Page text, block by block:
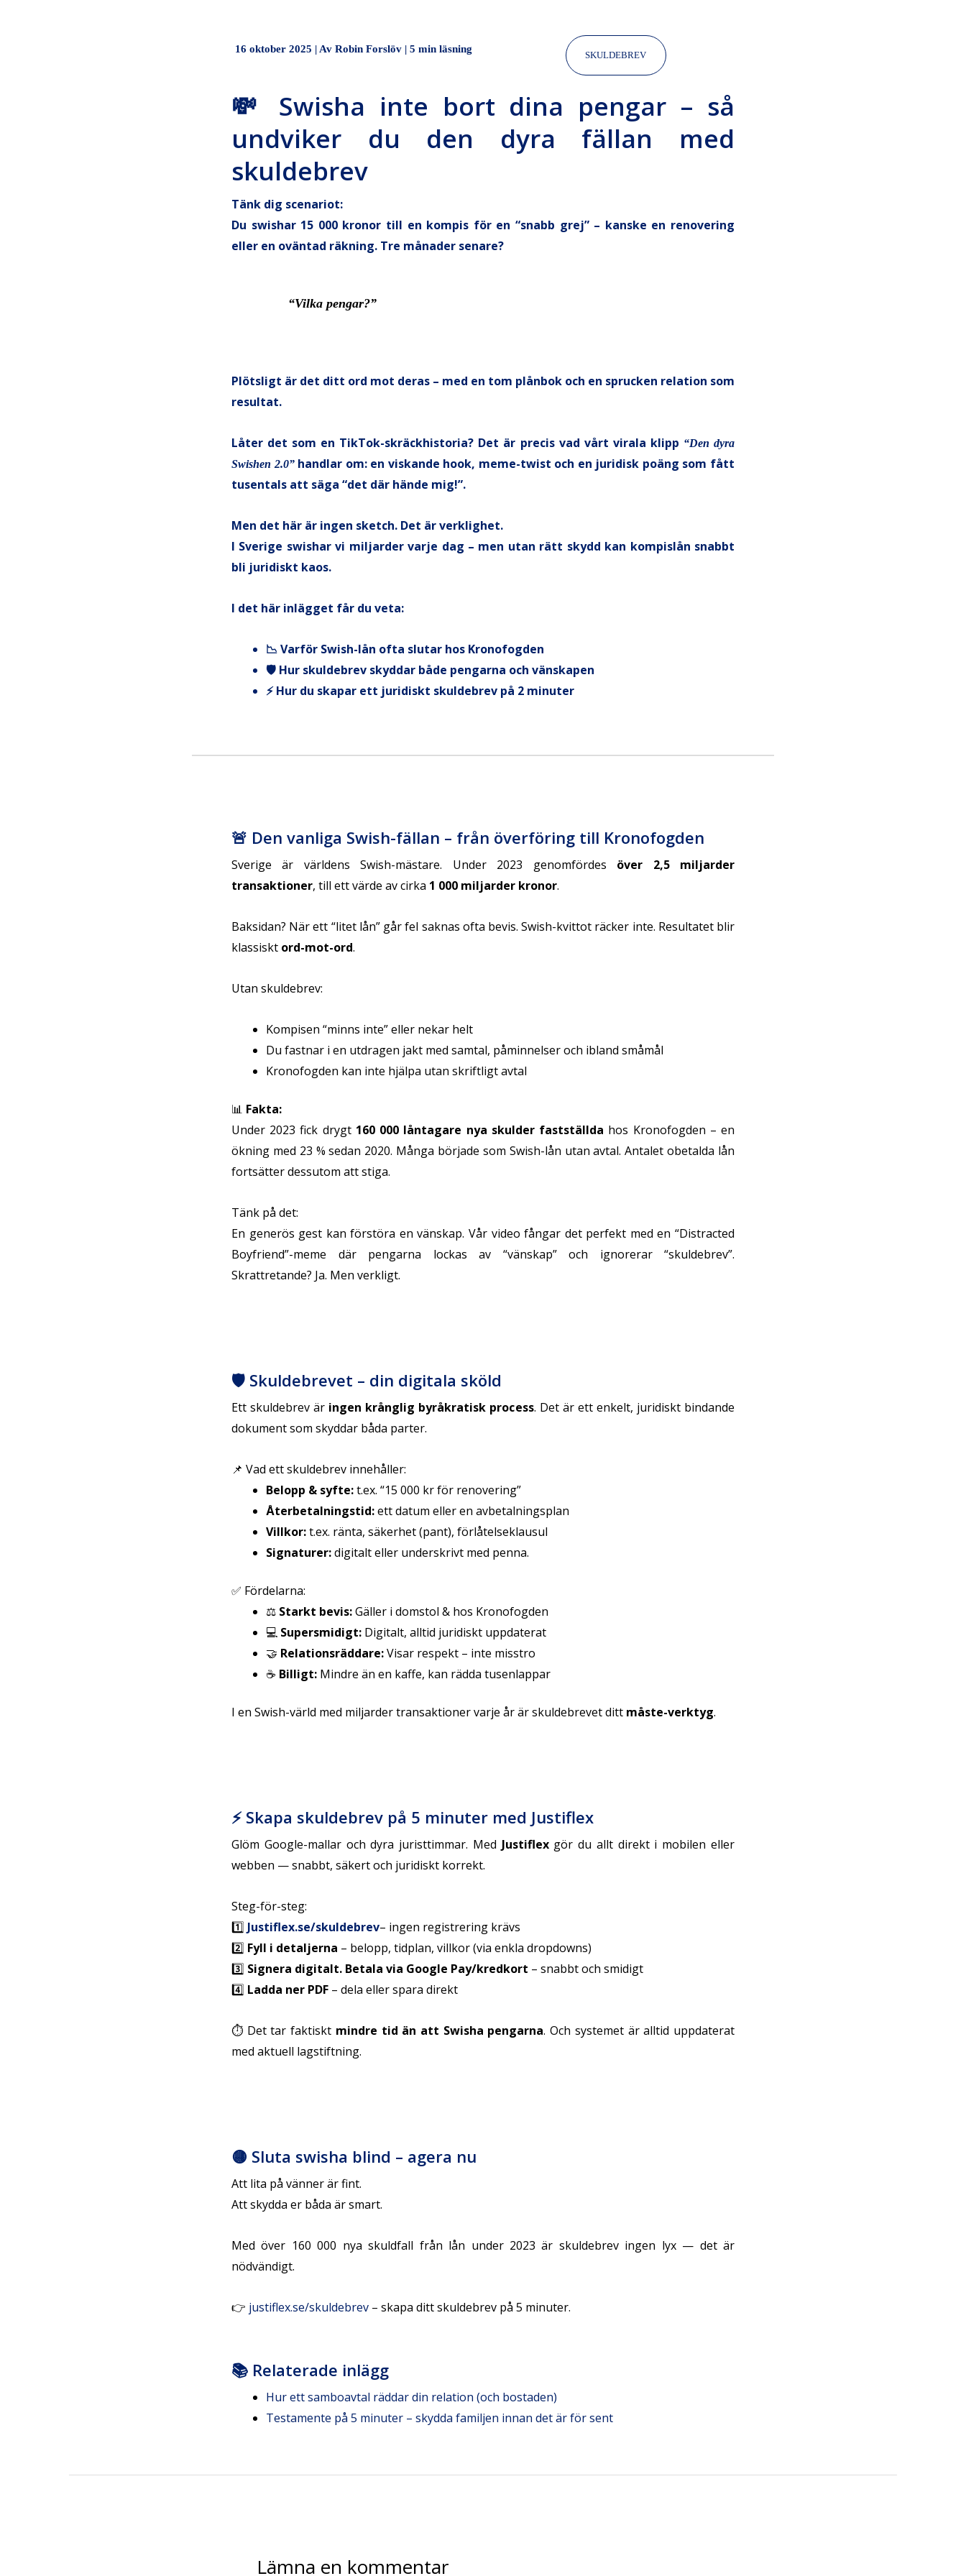
16 oktober 2025 | Av Robin Forslöv | 5 min läsning
SKULDEBREV
💸 Swisha inte bort dina pengar – så
undviker du den dyra fällan med
skuldebrev
Tänk dig scenariot:
Du swishar 15 000 kronor till en kompis för en “snabb grej” – kanske en renovering
eller en oväntad räkning. Tre månader senare?
“Vilka pengar?”
Plötsligt är det ditt ord mot deras – med en tom plånbok och en sprucken relation som
resultat.
Låter det som en TikTok-skräckhistoria? Det är precis vad vårt virala klipp “Den dyra
Swishen 2.0”handlar om: en viskande hook, meme-twist och en juridisk poäng som fått
tusentals att säga “det där hände mig!”.
Men det här är ingen sketch. Det är verklighet.
I Sverige swishar vi miljarder varje dag – men utan rätt skydd kan kompislån snabbt
bli juridiskt kaos.
I det här inlägget får du veta:
📉 Varför Swish-lån ofta slutar hos Kronofogden
🛡 Hur skuldebrev skyddar både pengarna och vänskapen
⚡ Hur du skapar ett juridiskt skuldebrev på 2 minuter
🚨 Den vanliga Swish-fällan – från överföring till Kronofogden
Sverige är världens Swish-mästare. Under 2023 genomfördes över 2,5 miljarder
transaktioner, till ett värde av cirka 1 000 miljarder kronor.
Baksidan? När ett “litet lån” går fel saknas ofta bevis. Swish-kvittot räcker inte. Resultatet blir
klassiskt ord-mot-ord.
Utan skuldebrev:
Kompisen “minns inte” eller nekar helt
Du fastnar i en utdragen jakt med samtal, påminnelser och ibland småmål
Kronofogden kan inte hjälpa utan skriftligt avtal
📊 Fakta:
Under 2023 fick drygt 160 000 låntagare nya skulder fastställda hos Kronofogden – en
ökning med 23 % sedan 2020. Många började som Swish-lån utan avtal. Antalet obetalda lån
fortsätter dessutom att stiga.
Tänk på det:
En generös gest kan förstöra en vänskap. Vår video fångar det perfekt med en “Distracted
Boyfriend”-meme där pengarna lockas av “vänskap” och ignorerar “skuldebrev”.
Skrattretande? Ja. Men verkligt.
🛡 Skuldebrevet – din digitala sköld
Ett skuldebrev är ingen krånglig byråkratisk process. Det är ett enkelt, juridiskt bindande
dokument som skyddar båda parter.
📌 Vad ett skuldebrev innehåller:
Belopp & syfte:t.ex. “15 000 kr för renovering”
Återbetalningstid:ett datum eller en avbetalningsplan
Villkor:t.ex. ränta, säkerhet (pant), förlåtelseklausul
Signaturer:digitalt eller underskrivt med penna.
✅ Fördelarna:
⚖️ Starkt bevis:Gäller i domstol & hos Kronofogden
💻 Supersmidigt: Digitalt, alltid juridiskt uppdaterat
🤝 Relationsräddare:Visar respekt – inte misstro
☕ Billigt: Mindre än en kaffe, kan rädda tusenlappar
I en Swish-värld med miljarder transaktioner varje år är skuldebrevet ditt måste-verktyg.
⚡ Skapa skuldebrev på 5 minuter med Justiflex
Glöm Google-mallar och dyra juristtimmar. Med Justiflexgör du allt direkt i mobilen eller
webben — snabbt, säkert och juridiskt korrekt.
Steg-för-steg:
1️⃣ Justiflex.se/skuldebrev– ingen registrering krävs
2️⃣ Fyll i detaljerna – belopp, tidplan, villkor (via enkla dropdowns)
3️⃣ Signera digitalt. Betala via Google Pay/kredkort – snabbt och smidigt
4️⃣ Ladda ner PDF – dela eller spara direkt
⏱ Det tar faktiskt mindre tid än att Swisha pengarna. Och systemet är alltid uppdaterat
med aktuell lagstiftning.
🟡 Sluta swisha blind – agera nu
Att lita på vänner är fint.
Att skydda er båda är smart.
Med över 160 000 nya skuldfall från lån under 2023 är skuldebrev ingen lyx — det är
nödvändigt.
👉 justiflex.se/skuldebrev – skapa ditt skuldebrev på 5 minuter.
📚 Relaterade inlägg
Hur ett samboavtal räddar din relation (och bostaden)
Testamente på 5 minuter – skydda familjen innan det är för sent
Lämna en kommentar